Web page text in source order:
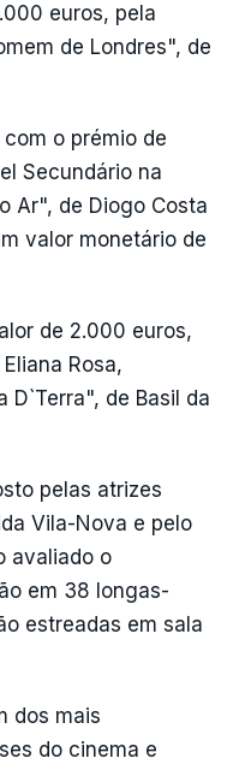
euros, pela
de Londres", de
o prémio de
Secundário na
Ar", de Diogo Costa
valor monetário de
de 2.000 euros,
Rosa,
de Basil da
pelas atrizes
Vila-Nova e pelo
avaliado o
em 38 longas-
estreadas em sala
dos mais
do cinema e